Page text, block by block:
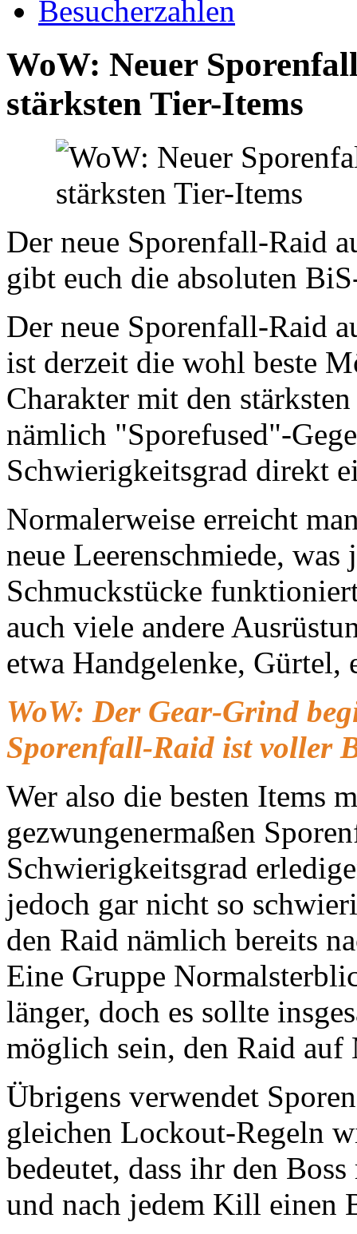
Besucherzahlen
WoW: Neuer
stärksten Tier-Items
Der neue Sporenfall-Raid
gibt euch die absoluten
Der neue Sporenfall-Raid
ist derzeit die wohl beste
Charakter mit den
nämlich "Sporefused"-
Schwierigkeitsgrad direkt
Normalerweise erreicht
neue Leerenschmiede,
Schmuckstücke
auch viele andere
etwa Handgelenke,
WoW: Der Gear-Grind
Sporenfall-Raid ist voller
Wer also die besten Items
gezwungenermaßen
Schwierigkeitsgrad
jedoch gar nicht so
den Raid nämlich bereits
Eine Gruppe
länger, doch es sollte
möglich sein, den Raid
Übrigens verwendet
gleichen Lockout-Regeln
bedeutet, dass ihr den
und nach jedem Kill einen